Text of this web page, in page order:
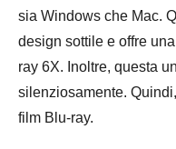
sia Windows che Mac.
design sottile e offre
ray 6X. Inoltre, questa
silenziosamente.
film Blu-ray.